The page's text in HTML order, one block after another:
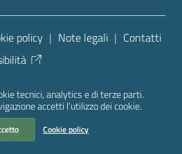
tecnici, analytics e di terze parti.
accetti l’utilizzo dei cookie.
Cookie policy
policy | Note legali | Contatti
con WordPress
da